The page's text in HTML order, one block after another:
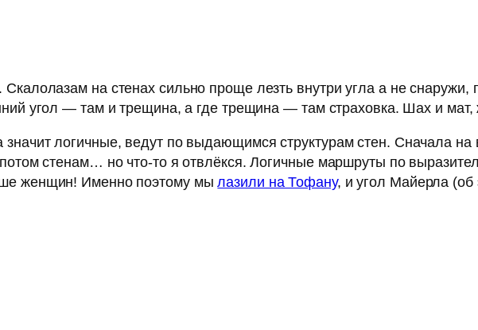
на стенах сильно проще лезть внутри угла а не
угол — там и трещина, а где трещина — там страховка. Шах и мат,
значит логичные, ведут по выдающимся структурам стен. Сначала
стенам… но что-то я отвлёкся. Логичные маршруты по
женщин! Именно поэтому мылазили на Тофану, и угол Майерла (об